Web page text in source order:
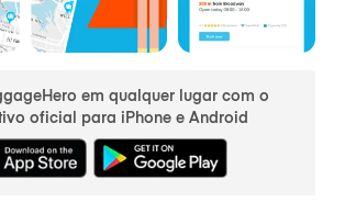
em qualquer lugar com o
oficial para iPhone e Android